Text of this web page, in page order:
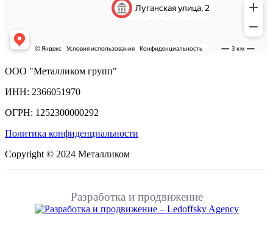
ООО "Металликом групп"
ИНН: 2366051970
ОГРН: 1252300000292
Политика конфиденциальности
Copyright © 2024 Металликом
Разработка и продвижение